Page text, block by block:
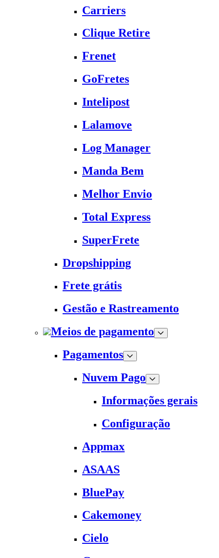
Carriers
Clique Retire
Frenet
GoFretes
Intelipost
Lalamove
Log Manager
Manda Bem
Melhor Envio
Total Express
SuperFrete
Dropshipping
Frete grátis
Gestão e Rastreamento
Meios de pagamento
Pagamentos
Nuvem Pago
Informações gerais
Configuração
Appmax
ASAAS
BluePay
Cakemoney
Cielo